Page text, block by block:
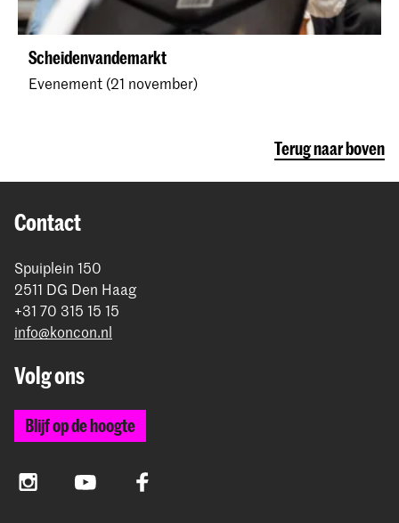
Scheidenvandemarkt
Evenement (21 november)
Terug naar boven
Contact
Spuiplein 150
2511 DG Den Haag
+31 70 315 15 15
info@koncon.nl
Volg ons
Blijf op de hoogte
InstagramYouTube Facebook